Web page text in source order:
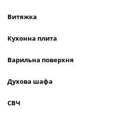
Витяжка
Кухонна плита
Варильна поверхня
Духова шафа
СВЧ